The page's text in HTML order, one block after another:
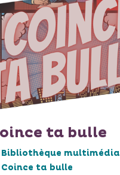
ta bulle
multimédia
ta bulle